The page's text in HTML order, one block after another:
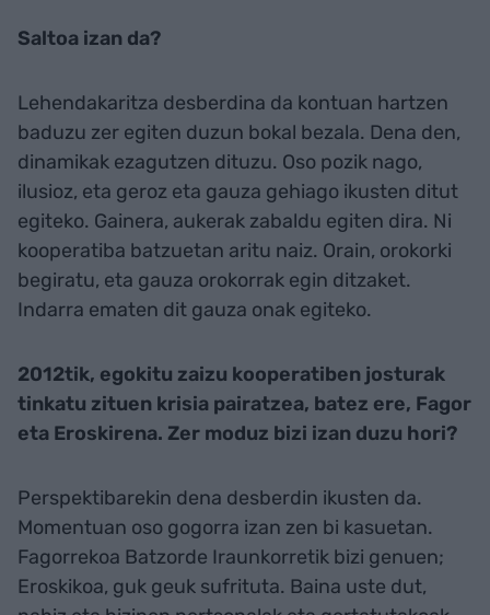
Saltoa izan da?
Lehendakaritza desberdina da kontuan hartzen
baduzu zer egiten duzun bokal bezala. Dena den,
dinamikak ezagutzen dituzu. Oso pozik nago,
ilusioz, eta geroz eta gauza gehiago ikusten ditut
egiteko. Gainera, aukerak zabaldu egiten dira. Ni
kooperatiba batzuetan aritu naiz. Orain, orokorki
begiratu, eta gauza orokorrak egin ditzaket.
Indarra ematen dit gauza onak egiteko.
2012tik, egokitu zaizu kooperatiben josturak
tinkatu zituen krisia pairatzea, batez ere, Fagor
eta Eroskirena. Zer moduz bizi izan duzu hori?
Perspektibarekin dena desberdin ikusten da.
Momentuan oso gogorra izan zen bi kasuetan.
Fagorrekoa Batzorde Iraunkorretik bizi genuen;
Eroskikoa, guk geuk sufrituta. Baina uste dut,